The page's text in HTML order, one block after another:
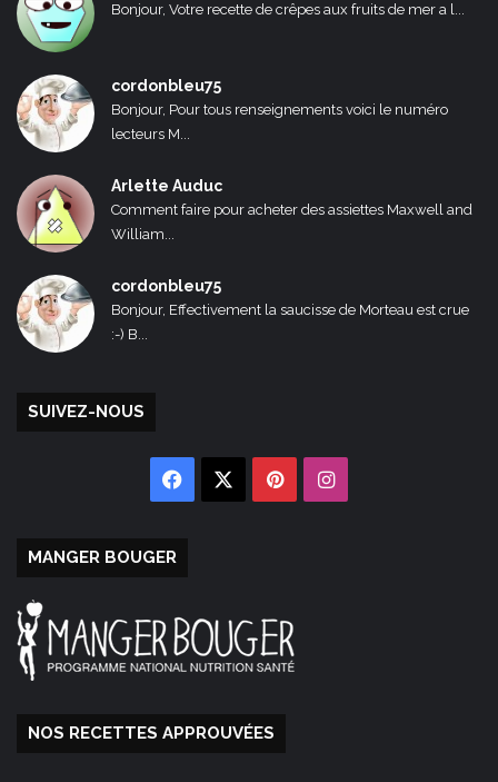
Bonjour, Votre recette de crêpes aux fruits de mer a l...
cordonbleu75
Bonjour, Pour tous renseignements voici le numéro
lecteurs M...
Arlette Auduc
Comment faire pour acheter des assiettes Maxwell and
William...
cordonbleu75
Bonjour, Effectivement la saucisse de Morteau est crue
:-) B...
SUIVEZ-NOUS
Facebook PinterestInstagram
MANGER BOUGER
NOS RECETTES APPROUVÉES